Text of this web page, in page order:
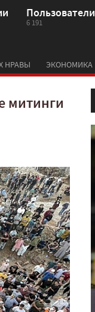
Пользователи
6 191
НРАВЫ ЭКОНОМИКА
митинги